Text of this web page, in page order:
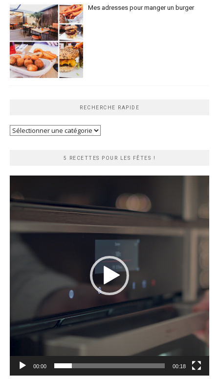
Mes adresses pour manger un burger
RECHERCHE RAPIDE
Recherche
5 RECETTES POUR LES FÊTES !
00:00 00:18